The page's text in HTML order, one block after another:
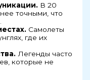
В 20
точными, что
Самолеты
где их
Легенды часто
которые не